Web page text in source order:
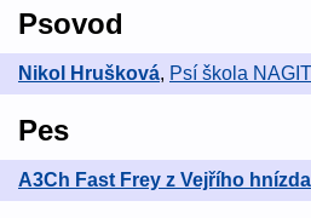
Psovod
Nikol Hrušková, Psí škola NAGIT
Pes
A3Ch Fast Frey z Vejřího hnízda